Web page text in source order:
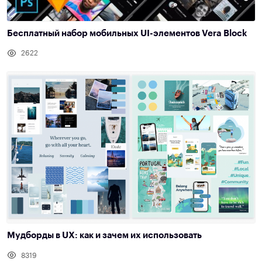
Бесплатный набор мобильных UI-элементов Vera Block
2622
Мудборды в UX: как и зачем их использовать
8319